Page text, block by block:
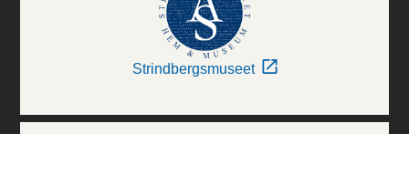
Strindbergsmuseet